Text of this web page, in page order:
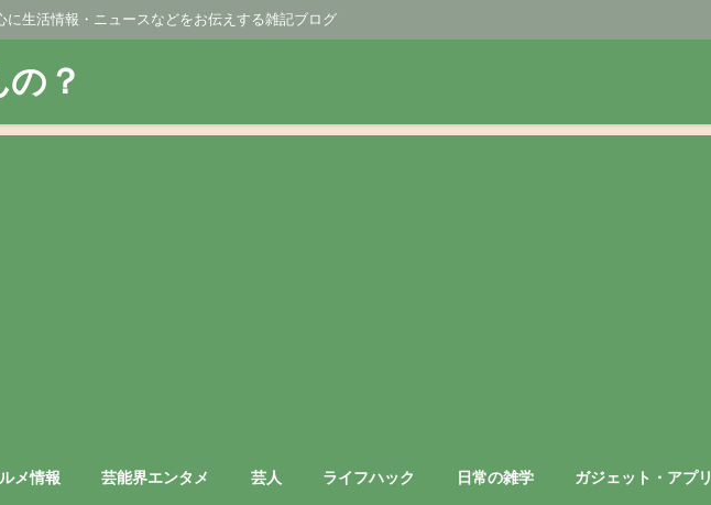
に生活情報・ニュースなどをお伝えする雑記ブログ
？
メ情報 芸能界エンタメ 芸人 ライフハック 日常の雑学 ガジェット・アプリ